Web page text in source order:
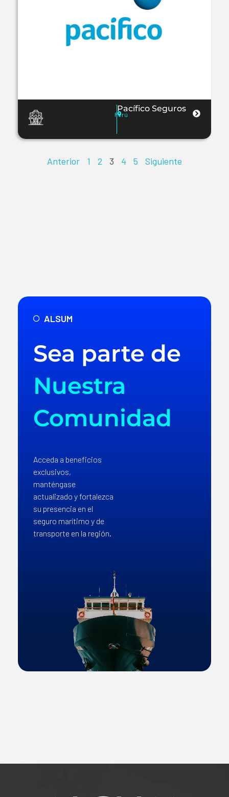
Pacífico Seguros
Perú
Anterior 1 2 3 4 5 Siguiente
ALSUM
Sea parte de
Nuestra
Comunidad
Acceda a beneficios
exclusivos,
manténgase
actualizado y fortalezca
su presencia en el
seguro marítimo y de
transporte en la región.